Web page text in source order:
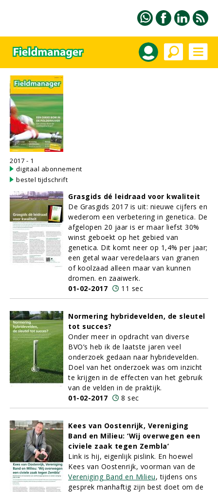
2017 - 1
digitaal abonnement
bestel tijdschrift
Grasgids dé leidraad voor kwaliteit
De Grasgids 2017 is uit: nieuwe cijfers en
wederom een verbetering in genetica. De
afgelopen 20 jaar is er maar liefst 30%
winst geboekt op het gebied van
genetica. Dit komt neer op 1,4% per jaar;
een getal waar veredelaars van granen
of koolzaad alleen maar van kunnen
dromen. en zaaiwerk.
01-02-2017
11 sec
Normering hybridevelden, de sleutel
tot succes?
Onder meer in opdracht van diverse
BVO’s heb ik de laatste jaren veel
onderzoek gedaan naar hybridevelden.
Doel van het onderzoek was om inzicht
te krijgen in de effecten van het gebruik
van de velden in de praktijk.
01-02-2017
8 sec
Kees van Oostenrijk, Vereniging
Band en Milieu: ‘Wij overwegen een
civiele zaak tegen Zembla’
Link is hij, eigenlijk pislink. En hoewel
Kees van Oostenrijk, voorman van de
Vereniging Band en Milieu, tijdens ons
gesprek manhaftig zijn best doet om de